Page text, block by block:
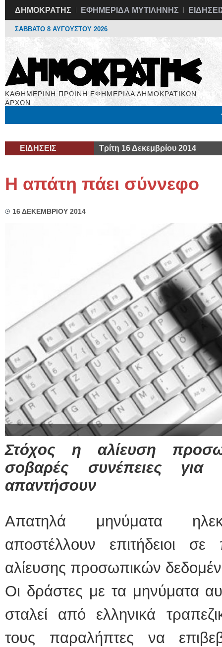
ΔΗΜΟΚΡΑΤΗΣ ΕΦΗΜΕΡΙΔΑ ΜΥΤΙΛΗΝΗΣ
ΣΑΒΒΑΤΟ 8 ΑΥΓΟΥΣΤΟΥ 2026
ΚΑΘΗΜΕΡΙΝΗ ΠΡΩΙΝΗ ΕΦΗΜΕΡΙΔΑ ΔΗΜΟΚΡΑΤΙΚΩΝ
ΑΡΧΩΝ
ΕΙΔΗΣΕΙΣ Τρίτη 16 Δεκεμβρίου 2014
Η απάτη πάει σύννεφο
16 ΔΕΚΕΜΒΡΙΟΥ 2014
Στόχος η αλίευση
σοβαρές συνέπειες
απαντήσουν
Απατηλά μηνύματα
αποστέλλουν επιτήδειοι
αλίευσης προσωπικών
Οι δράστες με τα μηνύματα
σταλεί από ελληνικά
τους παραλήπτες να